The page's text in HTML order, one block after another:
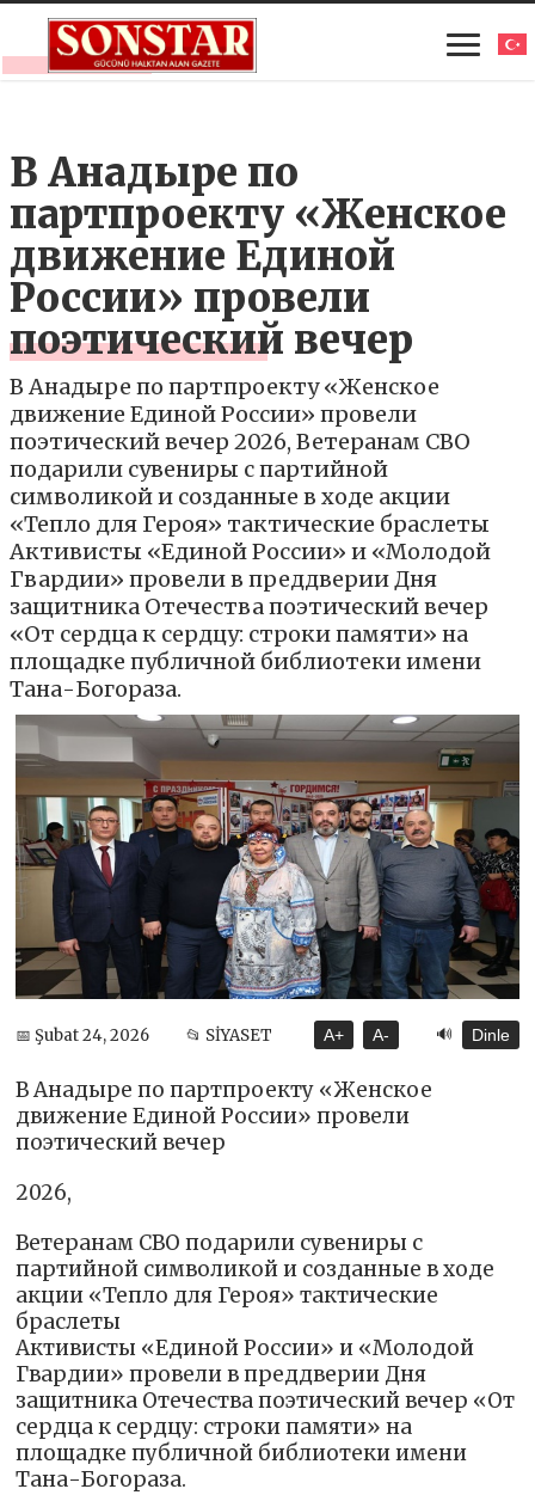
В Анадыре по
партпроекту «Женское
движение Единой
России» провели
поэтический вечер
В Анадыре по партпроекту «Женское
движение Единой России» провели
поэтический вечер 2026, Ветеранам СВО
подарили сувениры с партийной
символикой и созданные в ходе акции
«Тепло для Героя» тактические браслеты
Активисты «Единой России» и «Молодой
Гвардии» провели в преддверии Дня
защитника Отечества поэтический вечер
«От сердца к сердцу: строки памяти» на
площадке публичной библиотеки имени
Тана-Богораза.
📅 Şubat 24, 2026 📂 SİYASET A+ A- 🔊 Dinle
В Анадыре по партпроекту «Женское
движение Единой России» провели
поэтический вечер
2026,
Ветеранам СВО подарили сувениры с
партийной символикой и созданные в ходе
акции «Тепло для Героя» тактические
браслеты
Активисты «Единой России» и «Молодой
Гвардии» провели в преддверии Дня
защитника Отечества поэтический вечер «От
сердца к сердцу: строки памяти» на
площадке публичной библиотеки имени
Тана-Богораза.